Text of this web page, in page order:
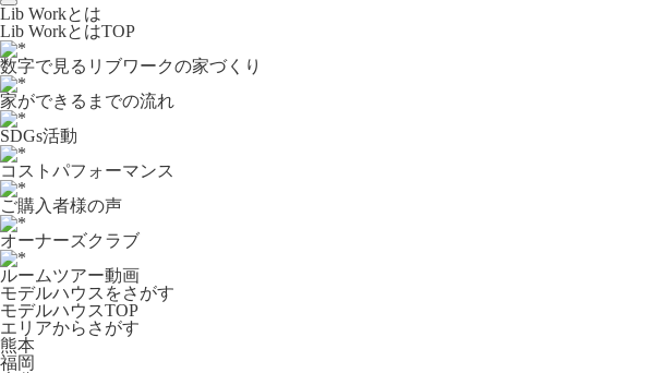
Lib Workとは
Lib WorkとはTOP
数字で⾒るリブワークの家づくり
家ができるまでの流れ
SDGs活動
コストパフォーマンス
ご購入者様の声
オーナーズクラブ
ルームツアー動画
モデルハウスをさがす
モデルハウスTOP
エリアからさがす
熊本
福岡